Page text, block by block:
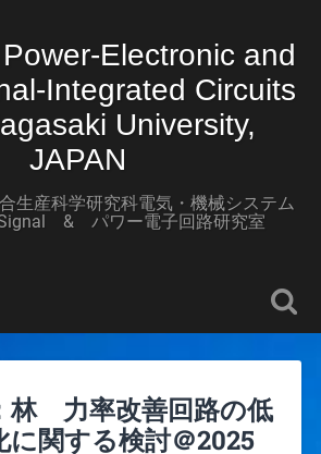
Electronic and
Integrated Circuits
University,
JAPAN
生産科学研究科電気・機械システム
& パワー電子回路研究室
林 力率改善回路の低
に関する検討＠2025